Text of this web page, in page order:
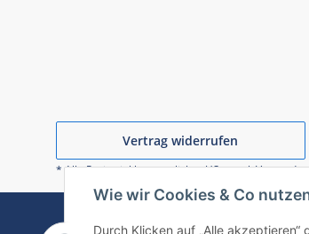
Wie wir Cookies & Co
Durch Klicken auf „Alle
Vertrag widerrufen
* Alle Preise inkl. gesetzlicher USt., zzgl.Versand